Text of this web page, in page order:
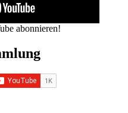
abonnieren!